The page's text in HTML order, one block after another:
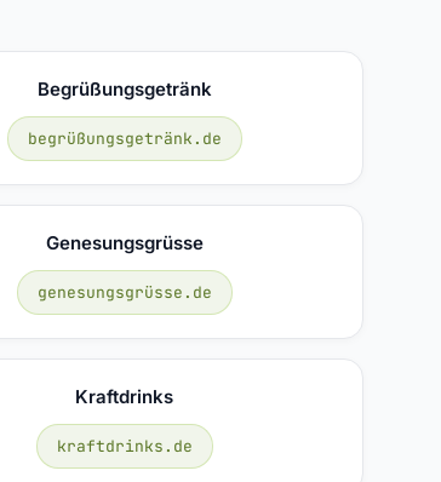
Begrüßungsgetränk
begrüßungsgetränk.de
Genesungsgrüsse
genesungsgrüsse.de
Kraftdrinks
kraftdrinks.de